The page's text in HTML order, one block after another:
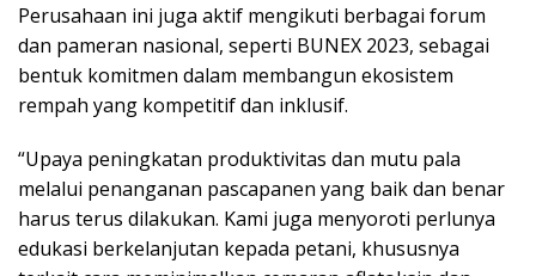
Perusahaan ini juga aktif mengikuti berbagai forum
dan pameran nasional, seperti BUNEX 2023, sebagai
bentuk komitmen dalam membangun ekosistem
rempah yang kompetitif dan inklusif.
“Upaya peningkatan produktivitas dan mutu pala
melalui penanganan pascapanen yang baik dan benar
harus terus dilakukan. Kami juga menyoroti perlunya
edukasi berkelanjutan kepada petani, khususnya